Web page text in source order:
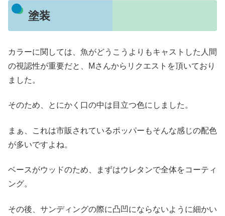
塗装
カラーに関しては、魚がどうこうよりもキャストした人間
の視認性が重要だと、Mさんからリクエストを頂いており
ました。
そのため、とにかく口の中は目立つ色にしました。
まぁ、これは市販されているポッパーもそんな感じの配色
が多いですよね。
ベースがウッドのため、まずはウレタンで全体をコーティ
ング。
その後、サンディングの際に凸凹にならないように細かい